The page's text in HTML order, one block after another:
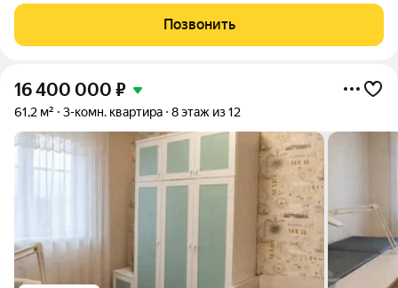
детьми и хорошая основа для выгодной инвестиции.
Планировка с тремя
Позвонить
16 400 000 ₽
61,2 м² 3-комн. квартира 8 этаж из 12